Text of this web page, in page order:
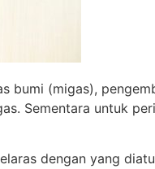
(migas),
Sementara untuk
dengan yang